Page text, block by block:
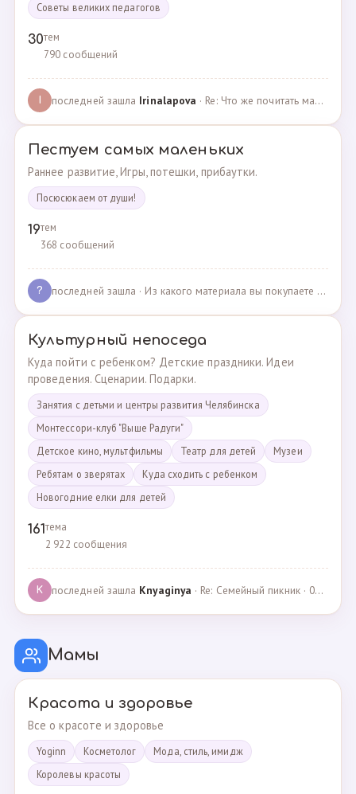
Советы великих педагогов
30тем
790 сообщений
последней зашла Irinalapova · Re: Что же почитать маме о правильном воспитании ре? · 23.02.2025
Пестуем самых маленьких
Раннее развитие, Игры, потешки, прибаутки.
Посюсюкаем от души!
19тем
368 сообщений
? последней зашла · Из какого материала вы покупаете одежду для своих д… · 03.05.2025
Культурный непоседа
Куда пойти с ребенком? Детские праздники. Идеи
проведения. Сценарии. Подарки.
Занятия с детьми и центры развития Челябинска
Монтессори-клуб "Выше Радуги"
Детское кино, мультфильмы
Театр для детей
Музеи
Ребятам о зверятах
Куда сходить с ребенком
Новогодние елки для детей
161тема
2 922 сообщения
K последней зашла Knyaginya · Re: Семейный пикник · 07.05.2025
Мамы
Красота и здоровье
Все о красоте и здоровье
Yoginn Косметолог
Мода, стиль, имидж
Королевы красоты